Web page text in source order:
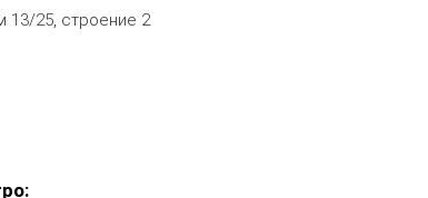
13/25, строение 2